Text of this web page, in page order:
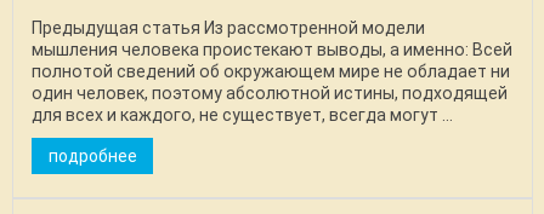
Предыдущая статья Из рассмотренной модели
мышления человека проистекают выводы, а именно: Всей
полнотой сведений об окружающем мире не обладает ни
один человек, поэтому абсолютной истины, подходящей
для всех и каждого, не существует, всегда могут ...
подробнее